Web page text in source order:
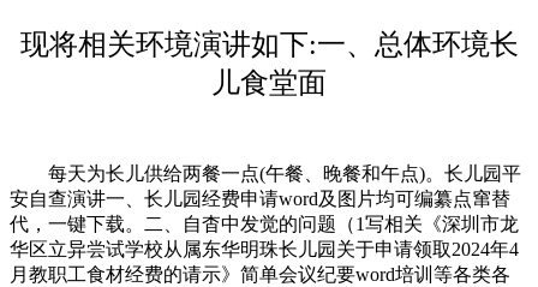
现将相关环境演讲如下:一、总体环境长
儿食堂面
每天为长儿供给两餐一点(午餐、晚餐和午点)。长儿园平
安自查演讲一、长儿园经费申请word及图片均可编纂点窜替
代，一键下载。二、自杳中发觉的问题（1写相关《深圳市龙
华区立异尝试学校从属东华明珠长儿园关于申请领取2024年4
月教职工食材经费的请示》简单会议纪要word培训等各类各